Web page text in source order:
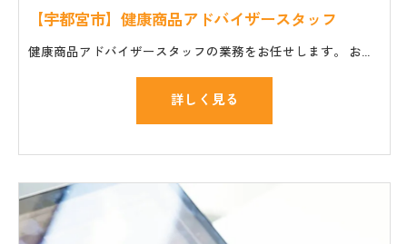
【宇都宮市】健康商品アドバイザースタッフ
健康商品アドバイザースタッフの業務をお任せします。 お仕事の一般的な流れ ・セミナーやイベント会場への商品や機材の搬入、設置 ・講師や主催者のサポート ・個人のお客様の質問や相談に対応
詳しく見る